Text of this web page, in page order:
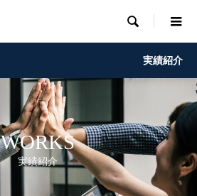

実績紹介
WORKS
実績紹介